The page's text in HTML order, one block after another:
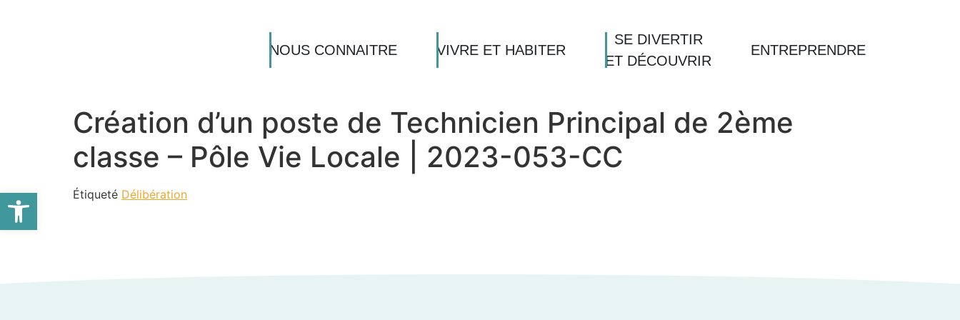
Ouvrir la barre d’outils
NOUS CONNAITRE VIVRE ET HABITER
SE DIVERTIR
ET DÉCOUVRIR
ENTREPRENDRE
Création d’un poste de Technicien Principal de 2ème
classe – Pôle Vie Locale | 2023-053-CC
Étiqueté Délibération